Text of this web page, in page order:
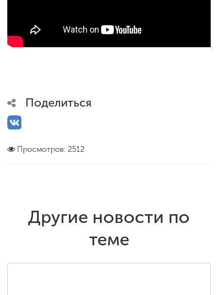
Поделиться
Просмотров: 2512
Другие новости по
теме